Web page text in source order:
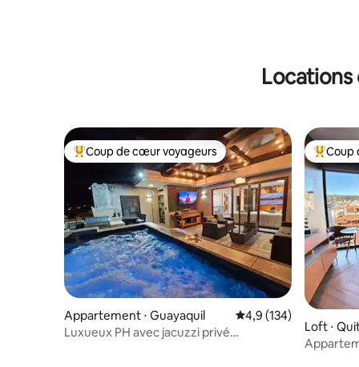
Locations
Coups de cœur voyageurs les plus appréciés
Coup de cœur voyageurs
Appartement ⋅ Guayaquil Évaluation moyenne
4,9 (134)
Luxueux PH avec jacuzzi privé
Coups
Coup
Loft ⋅